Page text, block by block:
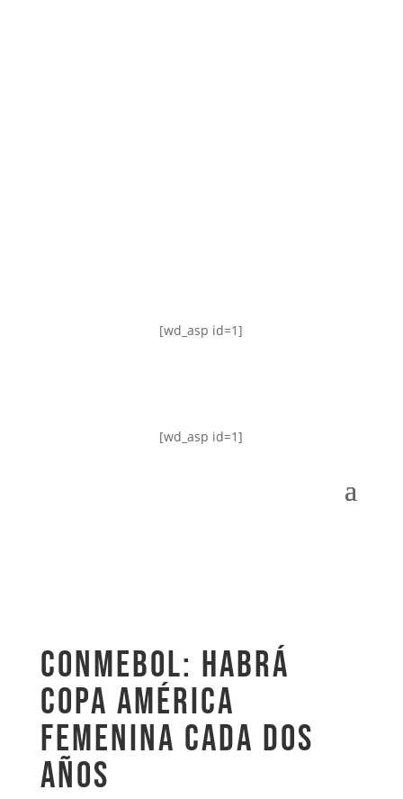
[wd_asp id=1]
[wd_asp id=1]
CONMEBOL: habrá
Copa América
Femenina cada dos
años